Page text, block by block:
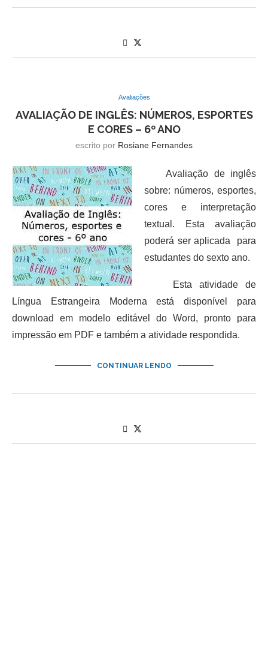
Avaliações
AVALIAÇÃO DE INGLÊS: NÚMEROS, ESPORTES
E CORES – 6º ANO
escrito por Rosiane Fernandes
Avaliação de inglês
sobre: números, esportes,
cores e interpretação
textual. Esta avaliação
poderá ser aplicada para
estudantes do sexto ano.
Esta atividade de
Língua Estrangeira Moderna está disponível para
download em modelo editável do Word, pronto para
impressão em PDF e também a atividade respondida.
CONTINUAR LENDO